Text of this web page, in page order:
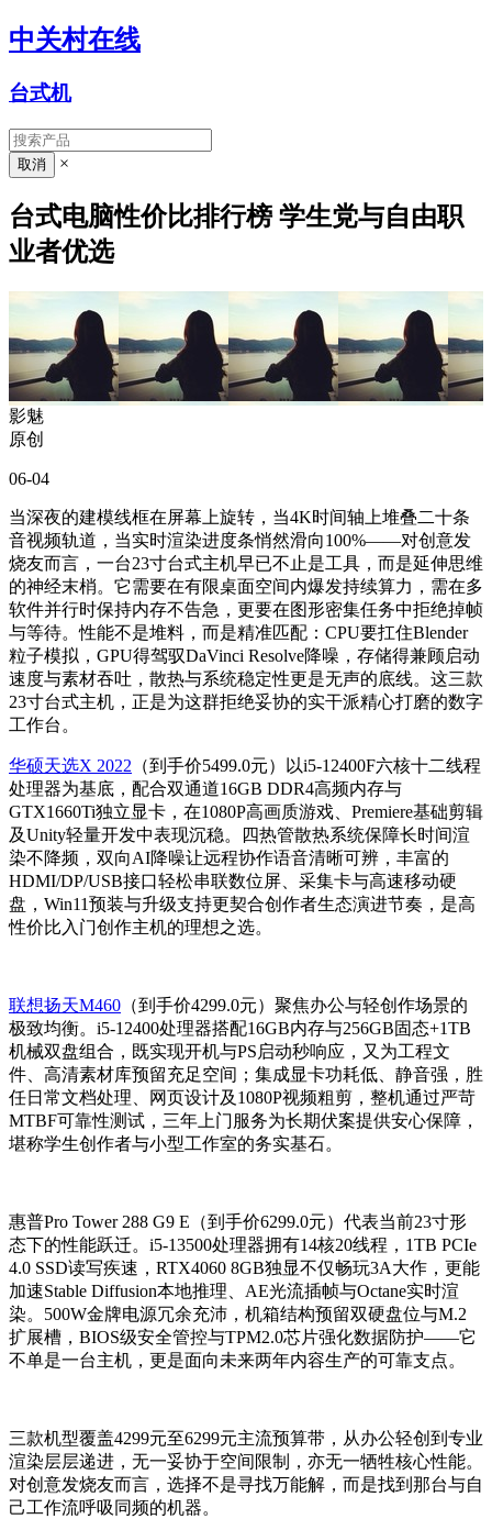
中关村在线
台式机
×
台式电脑性价比排行榜 学生党与自由职
业者优选
影魅
原创
06-04
当深夜的建模线框在屏幕上旋转，当4K时间轴上堆叠二十条
音视频轨道，当实时渲染进度条悄然滑向100%——对创意发
烧友而言，一台23寸台式主机早已不止是工具，而是延伸思维
的神经末梢。它需要在有限桌面空间内爆发持续算力，需在多
软件并行时保持内存不告急，更要在图形密集任务中拒绝掉帧
与等待。性能不是堆料，而是精准匹配：CPU要扛住Blender
粒子模拟，GPU得驾驭DaVinci Resolve降噪，存储得兼顾启动
速度与素材吞吐，散热与系统稳定性更是无声的底线。这三款
23寸台式主机，正是为这群拒绝妥协的实干派精心打磨的数字
工作台。
华硕天选X 2022 （到手价5499.0元）以i5-12400F六核十二线程
处理器为基底，配合双通道16GB DDR4高频内存与
GTX1660Ti独立显卡，在1080P高画质游戏、Premiere基础剪辑
及Unity轻量开发中表现沉稳。四热管散热系统保障长时间渲
染不降频，双向AI降噪让远程协作语音清晰可辨，丰富的
HDMI/DP/USB接口轻松串联数位屏、采集卡与高速移动硬
盘，Win11预装与升级支持更契合创作者生态演进节奏，是高
性价比入门创作主机的理想之选。
联想扬天M460 （到手价4299.0元）聚焦办公与轻创作场景的
极致均衡。i5-12400处理器搭配16GB内存与256GB固态+1TB
机械双盘组合，既实现开机与PS启动秒响应，又为工程文
件、高清素材库预留充足空间；集成显卡功耗低、静音强，胜
任日常文档处理、网页设计及1080P视频粗剪，整机通过严苛
MTBF可靠性测试，三年上门服务为长期伏案提供安心保障，
堪称学生创作者与小型工作室的务实基石。
惠普Pro Tower 288 G9 E（到手价6299.0元）代表当前23寸形
态下的性能跃迁。i5-13500处理器拥有14核20线程，1TB PCIe
4.0 SSD读写疾速，RTX4060 8GB独显不仅畅玩3A大作，更能
加速Stable Diffusion本地推理、AE光流插帧与Octane实时渲
染。500W金牌电源冗余充沛，机箱结构预留双硬盘位与M.2
扩展槽，BIOS级安全管控与TPM2.0芯片强化数据防护——它
不单是一台主机，更是面向未来两年内容生产的可靠支点。
三款机型覆盖4299元至6299元主流预算带，从办公轻创到专业
渲染层层递进，无一妥协于空间限制，亦无一牺牲核心性能。
对创意发烧友而言，选择不是寻找万能解，而是找到那台与自
己工作流呼吸同频的机器。